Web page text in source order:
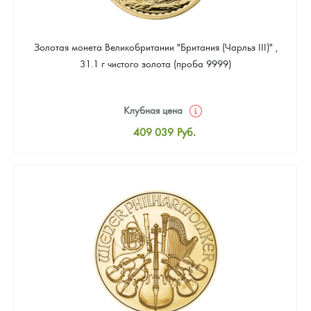
Золотая монета Великобритании "Британия (Чарльз III)" ,
31.1 г чистого золота (проба 9999)
Клубная цена
409 039 Руб.
Цена выкупа
388 587 Руб.